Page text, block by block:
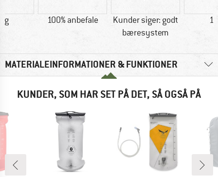
g 100% anbefale
Kunder siger: godt
bæresystem
MATERIALEINFORMATIONER & FUNKTIONER
KUNDER, SOM HAR SET PÅ DET, SÅ OGSÅ PÅ